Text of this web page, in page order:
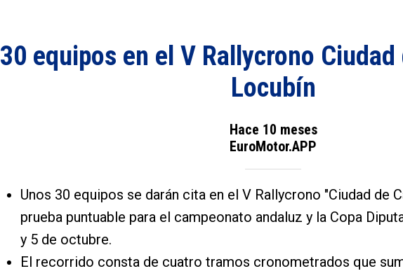
30 equipos en el V Rallycrono
Locubín
Hace 10 meses
EuroMotor.APP
Unos 30 equipos se darán cita en el V Rallycrono "Ciudad de
prueba puntuable para el campeonato andaluz y la Copa
y 5 de octubre.
El recorrido consta de cuatro tramos cronometrados que